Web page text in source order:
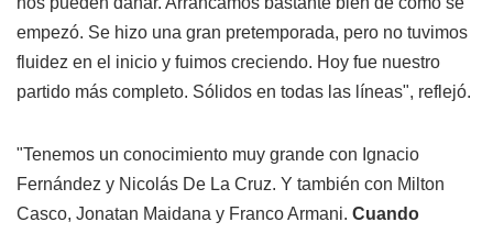
empezó. Se hizo una gran pretemporada, pero no tuvimos
fluidez en el inicio y fuimos creciendo. Hoy fue nuestro
partido más completo. Sólidos en todas las líneas", reflejó.
"Tenemos un conocimiento muy grande con Ignacio
Fernández y Nicolás De La Cruz. Y también con Milton
Casco, Jonatan Maidana y Franco Armani. Cuando